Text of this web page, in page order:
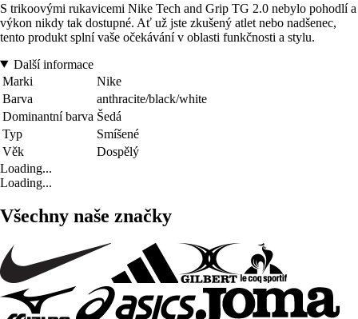
S trikoovými rukavicemi Nike Tech and Grip TG 2.0 nebylo pohodlí a
výkon nikdy tak dostupné. Ať už jste zkušený atlet nebo nadšenec,
tento produkt splní vaše očekávání v oblasti funkčnosti a stylu.
Další informace
Marki
Nike
Barva
anthracite/black/white
Dominantní barva Šedá
Typ
Smíšené
Věk
Dospělý
Loading...
Loading...
Všechny naše značky